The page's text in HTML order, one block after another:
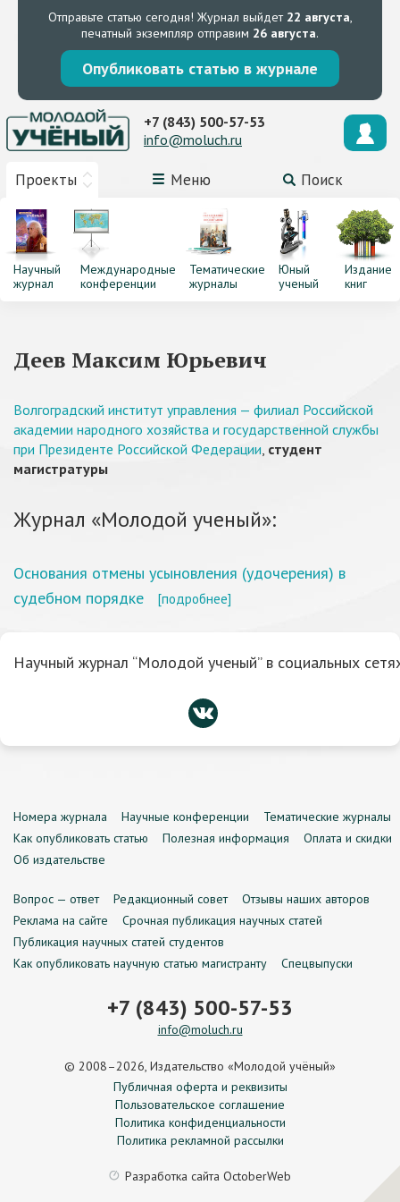
Отправьте статью сегодня! Журнал выйдет 22 августа,
печатный экземпляр отправим 26 августа.
Опубликовать статью в журнале
Проекты Меню Поиск
+7 (843) 500-57-53
info@moluch.ru
Научный
журнал
Международные
конференции
Тематические
журналы
Юный
ученый
Издание
книг
Деев Максим Юрьевич
Волгоградский институт управления — филиал Российской
академии народного хозяйства и государственной службы
при Президенте Российской Федерации, студент
магистратуры
Журнал «Молодой ученый»:
Основания отмены усыновления (удочерения) в
судебном порядке
[подробнее]
Научный журнал “Молодой ученый” в социальных
Номера журнала Научные конференции
Тематические журналы
Как опубликовать статью
Полезная информация
Оплата и скидки
Об издательстве
Вопрос — ответ Редакционный совет
Отзывы наших авторов
Реклама на сайте
Срочная публикация научных статей
Публикация научных статей студентов
Как опубликовать научную статью магистранту
Спецвыпуски
+7 (843) 500-57-53
info@moluch.ru
© 2008–2026, Издательство «Молодой учёный»
Публичная оферта и реквизиты
Пользовательское соглашение
Политика конфиденциальности
Политика рекламной рассылки
Разработка сайта OctoberWeb